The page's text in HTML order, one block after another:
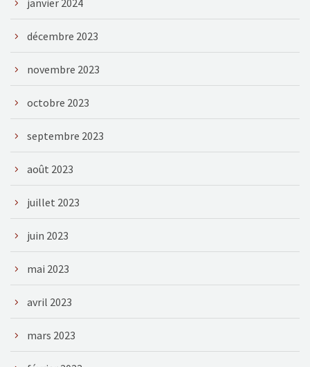
janvier 2024
décembre 2023
novembre 2023
octobre 2023
septembre 2023
août 2023
juillet 2023
juin 2023
mai 2023
avril 2023
mars 2023